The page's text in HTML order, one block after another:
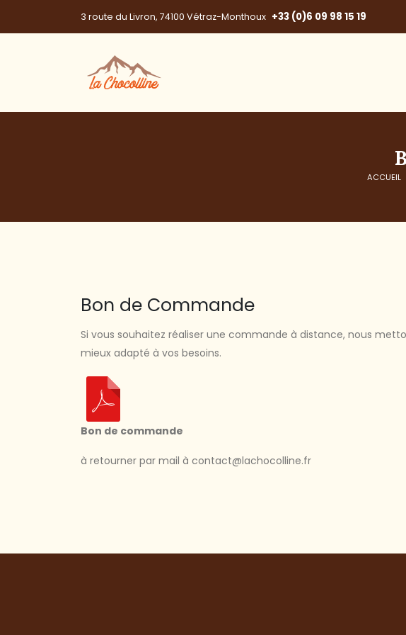
3 route du Livron, 74100 Vétraz-Monthoux +33 (0)6 09 98 15 19
ACCUEIL
Bon de Commande
Si vous souhaitez réaliser une commande à distance, nous
mieux adapté à vos besoins.
Bon de commande
à retourner par mail à contact@lachocolline.fr